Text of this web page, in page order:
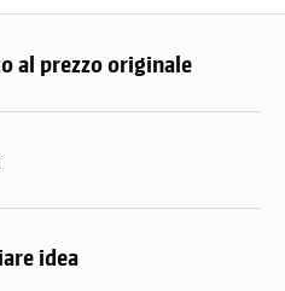
al prezzo originale
idea